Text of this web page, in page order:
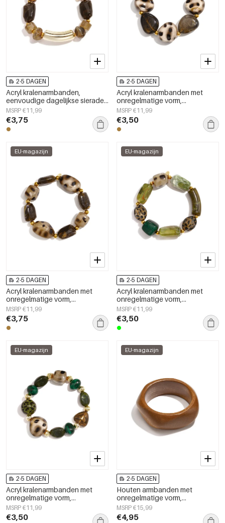
2-5 DAGEN
Acryl kralenarmbanden,
eenvoudige dagelijkse sieraden
uit de Simple Series voor dames.
MSRP €11,99
€3,75
2-5 DAGEN
Acryl kralenarmbanden met
onregelmatige vorm,
eenvoudige, alledaagse serie,
damessieraden
MSRP €11,99
€3,50
EU-magazijn
2-5 DAGEN
Acryl kralenarmbanden met
onregelmatige vorm,
eenvoudige, alledaagse serie,
damessieraden
MSRP €11,99
€3,75
EU-magazijn
2-5 DAGEN
Acryl kralenarmbanden met
onregelmatige vorm,
eenvoudige, alledaagse serie,
damessieraden
MSRP €11,99
€3,50
EU-magazijn
2-5 DAGEN
Acryl kralenarmbanden met
onregelmatige vorm,
eenvoudige, alledaagse serie,
damessieraden
MSRP €11,99
€3,50
EU-magazijn
2-5 DAGEN
Houten armbanden met
onregelmatige vorm,
eenvoudige, alledaagse serie,
damessieraden
MSRP €15,99
€4,95